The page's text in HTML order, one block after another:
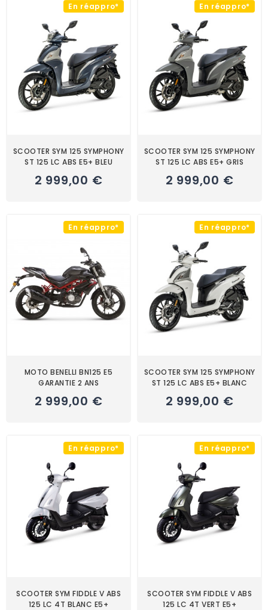
En réappro*
SCOOTER SYM 125 SYMPHONY
ST 125 LC ABS E5+ BLEU
2 999,00 €
En réappro*
SCOOTER SYM 125 SYMPHONY
ST 125 LC ABS E5+ GRIS
2 999,00 €
En réappro*
MOTO BENELLI BN125 E5
GARANTIE 2 ANS
2 999,00 €
En réappro*
SCOOTER SYM 125 SYMPHONY
ST 125 LC ABS E5+ BLANC
2 999,00 €
En réappro*
SCOOTER SYM FIDDLE V ABS
125 LC 4T BLANC E5+
En réappro*
SCOOTER SYM FIDDLE V ABS
125 LC 4T VERT E5+